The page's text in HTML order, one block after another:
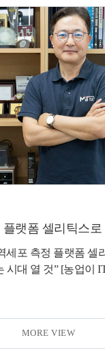
세포 측정 플랫폼 셀
시대 열 것” [농업이
MORE VIEW